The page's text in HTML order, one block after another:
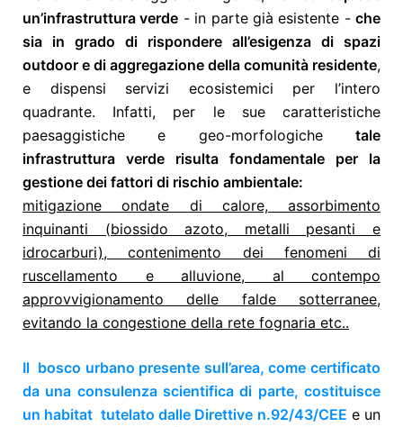
un’infrastruttura verde - in parte già esistente - che
sia in grado di rispondere all’esigenza di spazi
outdoor e di aggregazione della comunità residente,
e dispensi servizi ecosistemici per l’intero
quadrante. Infatti, per le sue caratteristiche
paesaggistiche e geo-morfologiche tale
infrastruttura verde risulta fondamentale per la
gestione dei fattori di rischio ambientale:
mitigazione ondate di calore, assorbimento
inquinanti (biossido azoto, metalli pesanti e
idrocarburi), contenimento dei fenomeni di
ruscellamento e alluvione, al contempo
approvvigionamento delle falde sotterranee,
evitando la congestione della rete fognaria etc..
Il bosco urbano presente sull’area, come certificato
da una consulenza scientifica di parte, costituisce
un habitat tutelato dalle Direttive n.92/43/CEE e un